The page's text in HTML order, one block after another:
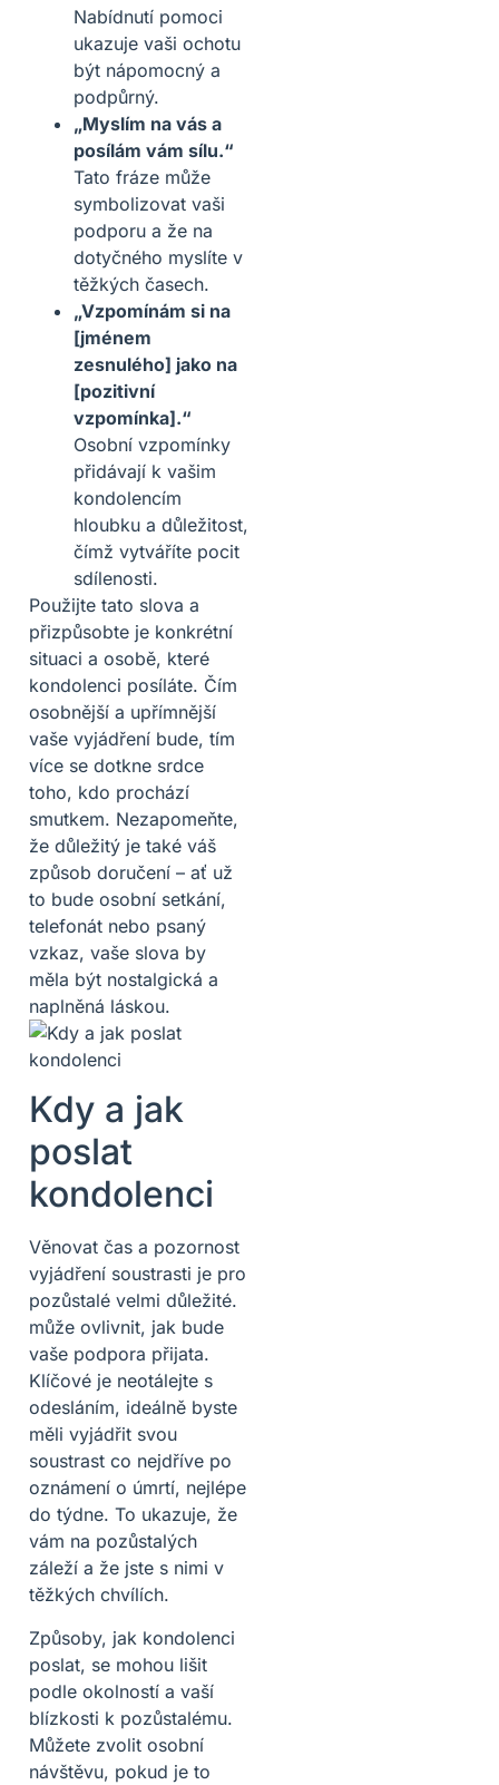
Nabídnutí pomoci
ukazuje vaši ochotu
být nápomocný a
podpůrný.
„Myslím na vás a
posílám vám sílu.“
Tato fráze může
symbolizovat vaši
podporu a že na
dotyčného myslíte v
těžkých časech.
„Vzpomínám si na
[jménem
zesnulého] jako na
[pozitivní
vzpomínka].“
Osobní vzpomínky
přidávají k vašim
kondolencím
hloubku a důležitost,
čímž vytváříte pocit
sdílenosti.
Použijte tato slova a
přizpůsobte je konkrétní
situaci a osobě, které
kondolenci posíláte. Čím
osobnější a upřímnější
vaše vyjádření bude, tím
více se dotkne srdce
toho, kdo prochází
smutkem. Nezapomeňte,
že důležitý je také váš
způsob doručení – ať už
to bude osobní setkání,
telefonát nebo psaný
vzkaz, vaše slova by
měla být nostalgická a
naplněná láskou.
Kdy a jak
poslat
kondolenci
Věnovat čas a pozornost
vyjádření soustrasti je pro
pozůstalé velmi důležité.
může ovlivnit, jak bude
vaše podpora přijata.
Klíčové je neotálejte s
odesláním, ideálně byste
měli vyjádřit svou
soustrast co nejdříve po
oznámení o úmrtí, nejlépe
do týdne. To ukazuje, že
vám na pozůstalých
záleží a že jste s nimi v
těžkých chvílích.
Způsoby, jak kondolenci
poslat, se mohou lišit
podle okolností a vaší
blízkosti k pozůstalému.
Můžete zvolit osobní
návštěvu, pokud je to